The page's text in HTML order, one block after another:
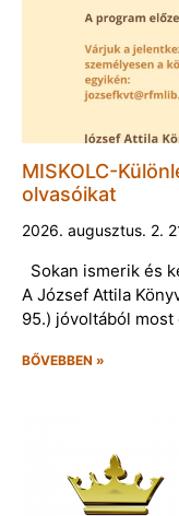
MISKOLC-
olvasóikat
2026. augusztus. 2.
Sokan ismerik és
A József Attila
95.) jóvoltából
BŐVEBBEN »